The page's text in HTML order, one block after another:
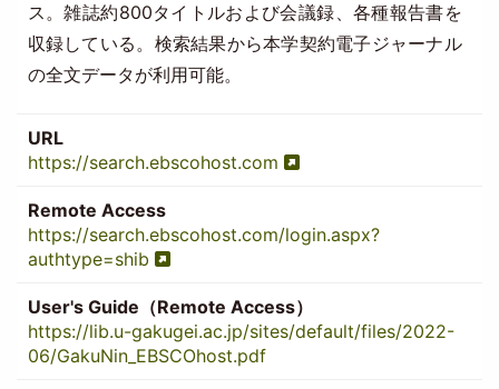
ス。雑誌約800タイトルおよび会議録、各種報告書を
収録している。検索結果から本学契約電子ジャーナル
の全文データが利用可能。
URL
https://search.ebscohost.com
Remote Access
https://search.ebscohost.com/login.aspx?
authtype=shib
User's Guide（Remote Access）
https://lib.u-gakugei.ac.jp/sites/default/files/2022-
06/GakuNin_EBSCOhost.pdf